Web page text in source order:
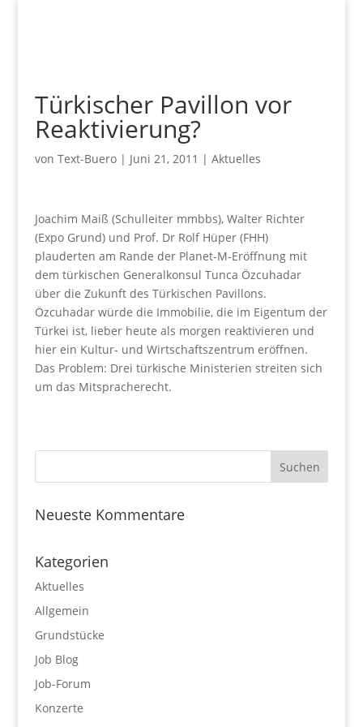
Türkischer Pavillon vor
Reaktivierung?
von Text-Buero| Juni 21, 2011 | Aktuelles
Joachim Maiß (Schulleiter mmbbs), Walter Richter
(Expo Grund) und Prof. Dr Rolf Hüper (FHH)
plauderten am Rande der Planet-M-Eröffnung mit
dem türkischen Generalkonsul Tunca Özcuhadar
über die Zukunft des Türkischen Pavillons.
Özcuhadar würde die Immobilie, die im Eigentum der
Türkei ist, lieber heute als morgen reaktivieren und
hier ein Kultur- und Wirtschaftszentrum eröffnen.
Das Problem: Drei türkische Ministerien streiten sich
um das Mitspracherecht.
Neueste Kommentare
Kategorien
Aktuelles
Allgemein
Grundstücke
Job Blog
Job-Forum
Konzerte